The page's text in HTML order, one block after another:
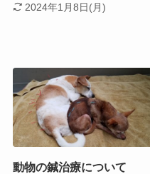
2024年1月8日(月)
動物の鍼治療について